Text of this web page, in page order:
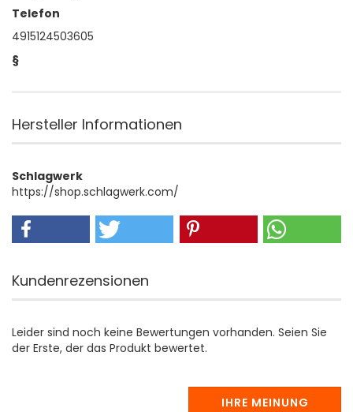
Telefon
4915124503605
§
Hersteller Informationen
Schlagwerk
https://shop.schlagwerk.com/
Kundenrezensionen
Leider sind noch keine Bewertungen vorhanden. Seien Sie
der Erste, der das Produkt bewertet.
IHRE MEINUNG